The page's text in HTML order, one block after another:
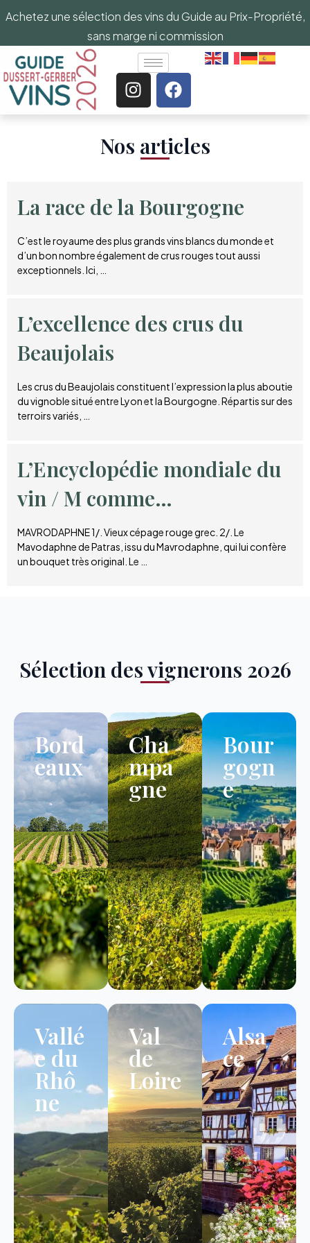
Achetez une sélection des vins du Guide au Prix-Propriété,
sans marge ni commission
Nos articles​
La race de la Bourgogne
C’est le royaume des plus grands vins blancs du monde et
d’un bon nombre également de crus rouges tout aussi
exceptionnels. Ici, …
L’excellence des crus du
Beaujolais
Les crus du Beaujolais constituent l’expression la plus aboutie
du vignoble situé entre Lyon et la Bourgogne. Répartis sur des
terroirs variés, …
L’Encyclopédie mondiale du
vin / M comme…
MAVRODAPHNE 1/. Vieux cépage rouge grec. 2/. Le
Mavodaphne de Patras, issu du Mavrodaphne, qui lui confère
un bouquet très original. Le …
Sélection des vignerons 2026
Bord
eaux
Cha
mpa
gne
Bour
gogn
e
Vallé
e du
Rhô
ne
Val
de
Loire
Alsa
ce